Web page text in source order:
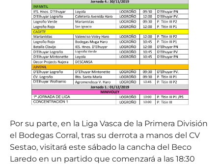
Por su parte, en la Liga Vasca de la Primera División
el Bodegas Corral, tras su derrota a manos del CV
Sestao, visitará este sábado la cancha del Beco
Laredo en un partido que comenzará a las 18:30